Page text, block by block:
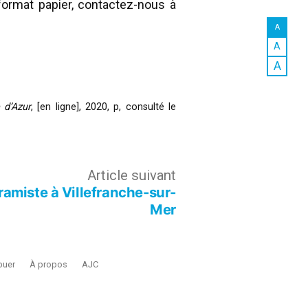
A
A
A
papier, contactez-nous à
, [en ligne], 2020, p, consulté le
Article suivant
à Villefranche-sur-
Mer
À propos AJC